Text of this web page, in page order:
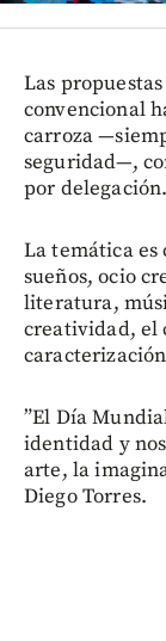
Las
convencional
carroza
seguridad—,
por delegación.
La temática
sueños, ocio
literatura,
creatividad, el
”El Día
identidad y
arte, la
Diego Torres.